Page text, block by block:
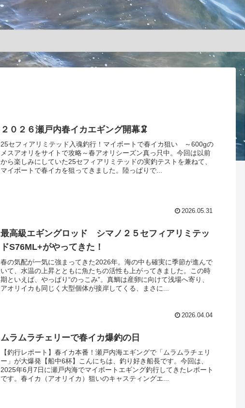
２０２６瀬戸内春イカエギング開幕🦑
25セフィアリミテッド入魂釣行！マイボートで春イカ狙い ～600gの
メスアオリをサイトで攻略～春アオリシーズン真っ只中。今回は以前
から楽しみにしていた25セフィアリミテッドの実釣テストを兼ねて、
マイボートで春イカを狙ってきました。陸っぱりで...
2026.05.31
最高級エギングロッド シマノ２５セフィアリミテッ
ドS76ML+がやってきた！
春の気配が一気に強まってきた2026年。海の中も確実に季節が進んで
いて、水温の上昇とともに魚たちの活性も上がってきました。この時
期といえば、やっぱり“のっこみ”。真鯛は産卵に向けて浅場へ寄り、
アオリイカも同じく大型個体が接岸してくる、まさに...
2026.04.04
ムラムラチェリーで春イカ爆釣の日
【釣行レポート】春イカ本番！瀬戸内海エギングで「ムラムラチェリ
ー」が大爆発【船中6杯】こんにちは、釣り好き船長です。今回は、
2025年6月7日に瀬戸内海でマイボートエギング釣行してきたレポート
です。春イカ（アオリイカ）狙いのキャスティングエ...